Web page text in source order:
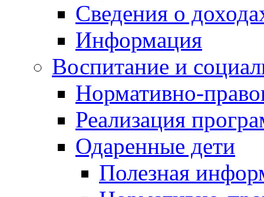
Сведения о
Информация
Воспитание и
Нормативно-
Реализация
Одаренные дети
Полезная